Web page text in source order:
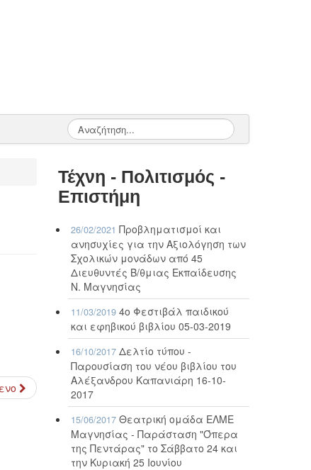
Τέχνη - Πολιτισμός -
Επιστήμη
26/02/2021 Προβληματισμοί και
ανησυχίες για την Αξιολόγηση των
Σχολικών μονάδων από 45
Διευθυντές Β/θμιας Εκπαίδευσης
Ν. Μαγνησίας
11/03/2019 4ο Φεστιβάλ παιδικού
και εφηβικού βιβλίου 05-03-2019
16/10/2017 Δελτίο τύπου -
Παρουσίαση του νέου βιβλίου του
Αλέξανδρου Καπανιάρη 16-10-
2017
15/06/2017 Θεατρική ομάδα ΕΛΜΕ
Μαγνησίας - Παράσταση "Όπερα
της Πεντάρας" το Σάββατο 24 και
την Κυριακή 25 Ιουνίου